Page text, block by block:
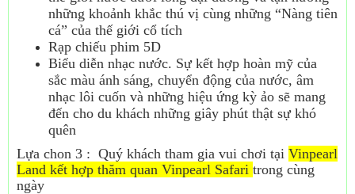
những khoảnh khắc thú vị cùng những “Nàng tiên
cá” của thế giới cổ tích
Rạp chiếu phim 5D
Biểu diễn nhạc nước. Sự kết hợp hoàn mỹ của
sắc màu ánh sáng, chuyển động của nước, âm
nhạc lôi cuốn và những hiệu ứng kỳ ảo sẽ mang
đến cho du khách những giây phút thật sự khó
quên
Lựa chon 3 : Quý khách tham gia vui chơi tại Vinpearl
Land kết hợp thăm quan Vinpearl Safari trong cùng
ngày